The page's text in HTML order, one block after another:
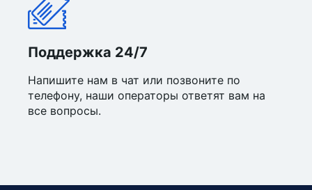
Поддержка 24/7
Напишите нам в чат или позвоните по
телефону, наши операторы ответят вам на
все вопросы.